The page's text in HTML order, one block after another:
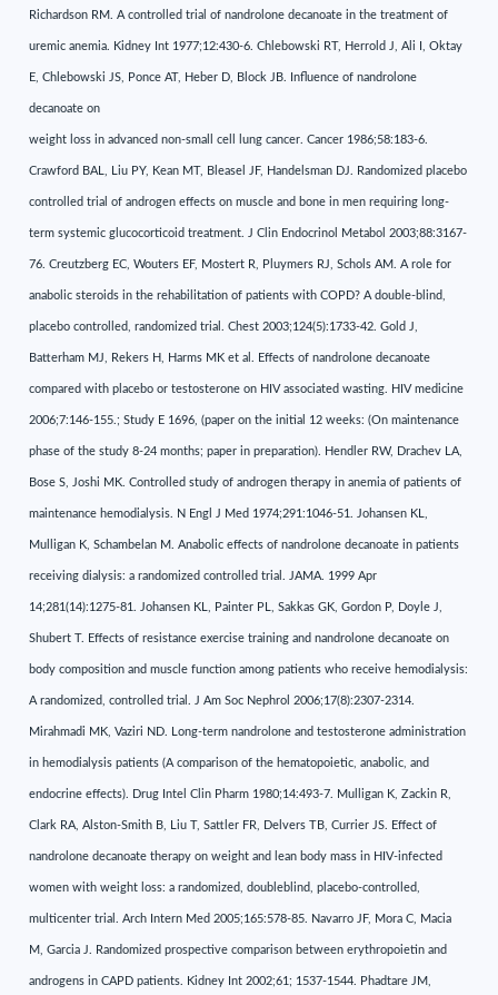
Richardson RM. A controlled trial of nandrolone decanoate in the treatment of
uremic anemia. Kidney Int 1977;12:430-6. Chlebowski RT, Herrold J, Ali I, Oktay
E, Chlebowski JS, Ponce AT, Heber D, Block JB. Influence of nandrolone
decanoate on
weight loss in advanced non-small cell lung cancer. Cancer 1986;58:183-6.
Crawford BAL, Liu PY, Kean MT, Bleasel JF, Handelsman DJ. Randomized placebo
controlled trial of androgen effects on muscle and bone in men requiring long-
term systemic glucocorticoid treatment. J Clin Endocrinol Metabol 2003;88:3167-
76. Creutzberg EC, Wouters EF, Mostert R, Pluymers RJ, Schols AM. A role for
anabolic steroids in the rehabilitation of patients with COPD? A double-blind,
placebo controlled, randomized trial. Chest 2003;124(5):1733-42. Gold J,
Batterham MJ, Rekers H, Harms MK et al. Effects of nandrolone decanoate
compared with placebo or testosterone on HIV associated wasting. HIV medicine
2006;7:146-155.; Study E 1696, (paper on the initial 12 weeks: (On maintenance
phase of the study 8-24 months; paper in preparation). Hendler RW, Drachev LA,
Bose S, Joshi MK. Controlled study of androgen therapy in anemia of patients of
maintenance hemodialysis. N Engl J Med 1974;291:1046-51. Johansen KL,
Mulligan K, Schambelan M. Anabolic effects of nandrolone decanoate in patients
receiving dialysis: a randomized controlled trial. JAMA. 1999 Apr
14;281(14):1275-81. Johansen KL, Painter PL, Sakkas GK, Gordon P, Doyle J,
Shubert T. Effects of resistance exercise training and nandrolone decanoate on
body composition and muscle function among patients who receive hemodialysis:
A randomized, controlled trial. J Am Soc Nephrol 2006;17(8):2307-2314.
Mirahmadi MK, Vaziri ND. Long-term nandrolone and testosterone administration
in hemodialysis patients (A comparison of the hematopoietic, anabolic, and
endocrine effects). Drug Intel Clin Pharm 1980;14:493-7. Mulligan K, Zackin R,
Clark RA, Alston-Smith B, Liu T, Sattler FR, Delvers TB, Currier JS. Effect of
nandrolone decanoate therapy on weight and lean body mass in HIV-infected
women with weight loss: a randomized, doubleblind, placebo-controlled,
multicenter trial. Arch Intern Med 2005;165:578-85. Navarro JF, Mora C, Macia
M, Garcia J. Randomized prospective comparison between erythropoietin and
androgens in CAPD patients. Kidney Int 2002;61; 1537-1544. Phadtare JM,